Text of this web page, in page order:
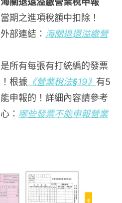
期之進項稅額中扣除！
結： 海關退還溢繳營
所有每張有打統編的發票
根據 《營業稅法§19》 有5
申報的！詳細內容請參考
： 哪些發票不能申報營業